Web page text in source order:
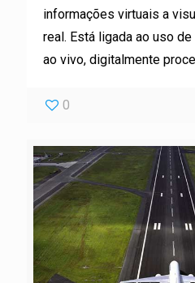
informações virtuais a
real. Está ligada ao uso
ao vivo, digitalmente
0